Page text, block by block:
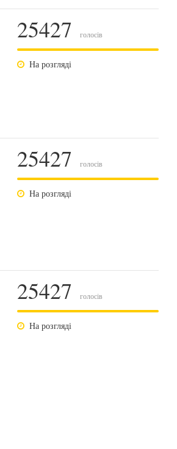
25427 голосів
На розгляді
25427 голосів
На розгляді
25427 голосів
На розгляді